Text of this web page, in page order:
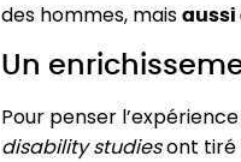
des hommes, mais aussi
Un
Pour penser
disability studiesont tiré